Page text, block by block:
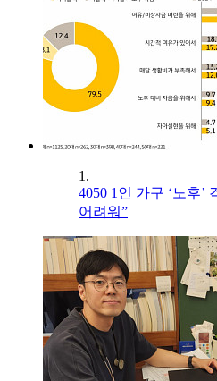
1.
4050 1인 가구 ‘노후’
어려워”